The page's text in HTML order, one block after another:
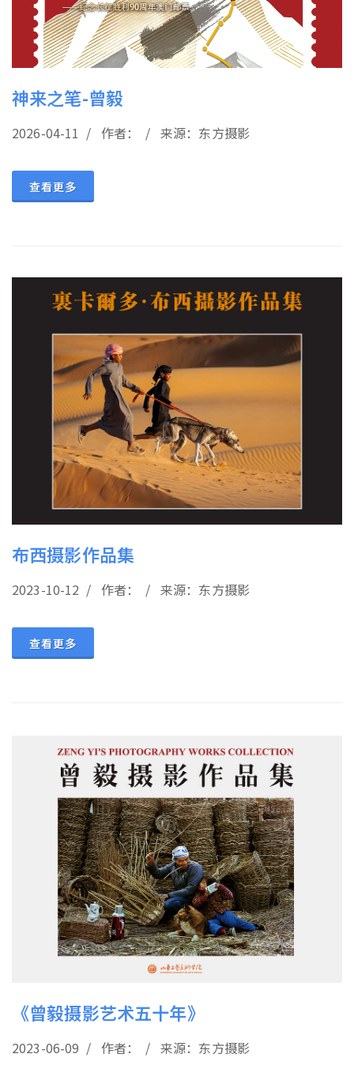
神来之笔-曾毅
2026-04-11 / 作者： / 来源：东方摄影
查看更多
布西摄影作品集
2023-10-12 / 作者： / 来源：东方摄影
查看更多
《曾毅摄影艺术五十年》
2023-06-09 / 作者： / 来源：东方摄影